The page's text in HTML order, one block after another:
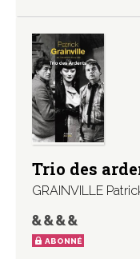
Trio des
GRAINVILLE
ABONNÉ